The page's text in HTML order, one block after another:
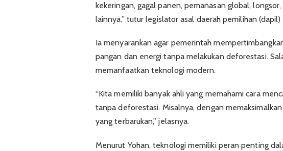
kekeringan, gagal panen, pemanasan global,
lainnya,” tutur legislator asal daerah pemilihan
Ia menyarankan agar pemerintah
pangan dan energi tanpa melakukan deforestasi.
memanfaatkan teknologi modern.
“Kita memiliki banyak ahli yang memahami cara
tanpa deforestasi. Misalnya, dengan
yang terbarukan,” jelasnya.
Menurut Yohan, teknologi memiliki peran penting